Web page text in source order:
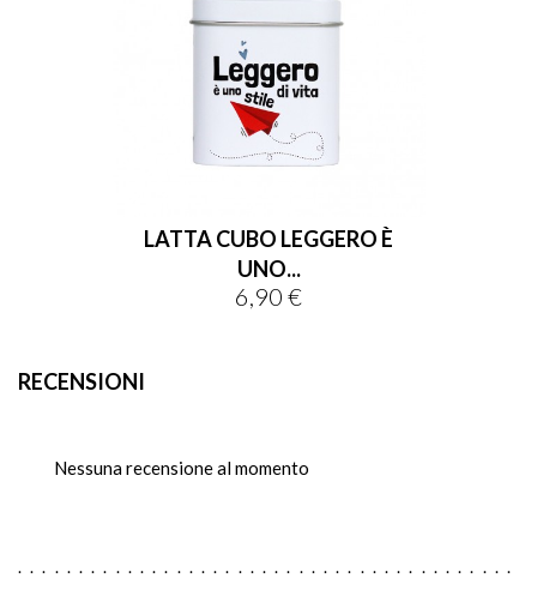
LATTA CUBO LEGGERO È
UNO...
Prezzo
6,90 €
RECENSIONI
Nessuna recensione al momento